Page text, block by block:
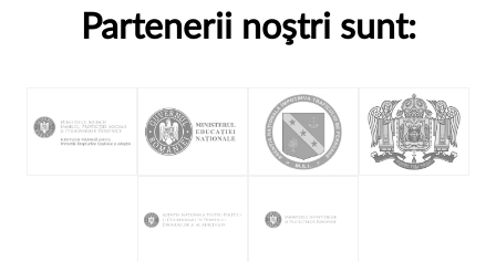
Partenerii noştri sunt: